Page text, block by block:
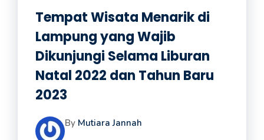
Tempat Wisata Menarik di
Lampung yang Wajib
Dikunjungi Selama Liburan
Natal 2022 dan Tahun Baru
2023
By Mutiara Jannah